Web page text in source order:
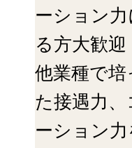
ーション
る方大歓迎
他業種で
た接遇力
ーション